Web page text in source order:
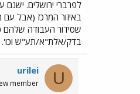
לפרברי ירושלים. ישנם
באיזור המרכז (אבל עם
שסידור העבודה שלהם
בדק/אלת"א/תע"ש וכו'.
U
urilei
member